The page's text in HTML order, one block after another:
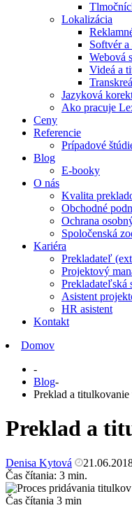
Lokalizácia
Softvér
Webová
Videá a
Jazyková
Ako pracuje
Ceny
Referencie
Prípadové
Blog
E-booky
O nás
Kvalita
Obchodné
Ochrana
Spoločenská
Kariéra
Prekladateľ
Projektový
Prekladateľská
Asistent
HR asistent
Kontakt
Domov
-
Blog-
Preklad a titulkovanie
Preklad a
Denisa Kytová
Čas čítania: 3 min.
Čas čítania 3 min